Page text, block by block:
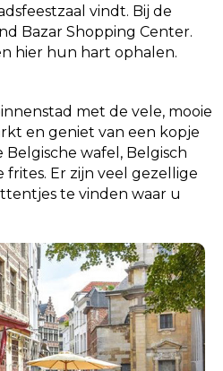
vindt. Bij de
Bazar Shopping Center.
hier hun hart ophalen.
met de vele, mooie
en geniet van een kopje
wafel, Belgisch
frites. Er zijn veel gezellige
te vinden waar u